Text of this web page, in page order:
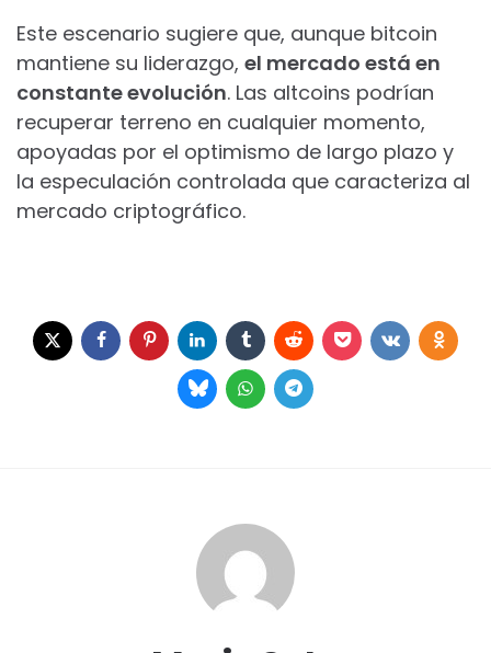
Este escenario sugiere que, aunque bitcoin
mantiene su liderazgo, el mercado está en
constante evolución. Las altcoins podrían
recuperar terreno en cualquier momento,
apoyadas por el optimismo de largo plazo y
la especulación controlada que caracteriza al
mercado criptográfico.